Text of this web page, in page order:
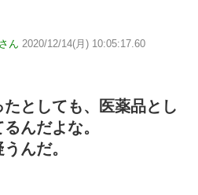
ん 2020/12/14(月) 10:05:17.60
としても、医薬品とし
んだよな。
んだ。